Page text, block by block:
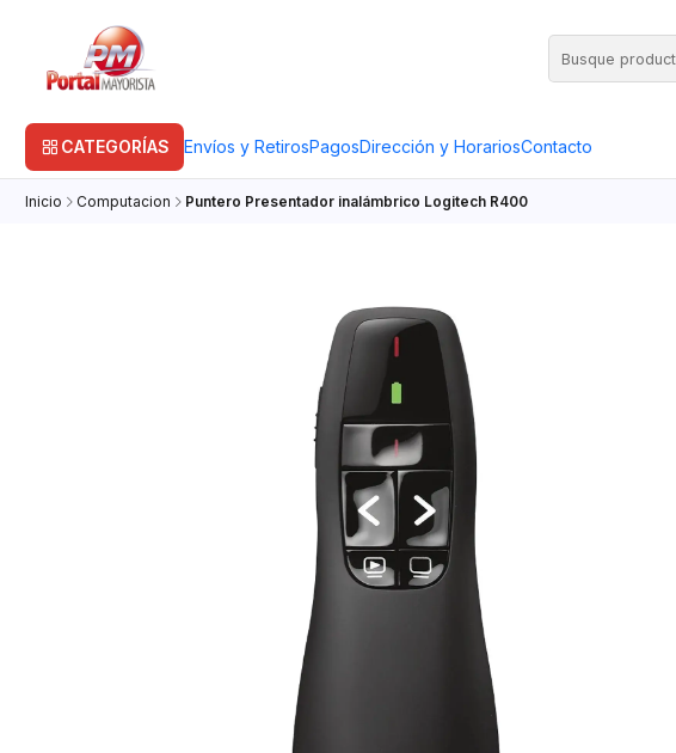
CATEGORÍAS Envíos y RetirosPagosDirección y HorariosContacto
Inicio Computacion Puntero Presentador inalámbrico Logitech R400